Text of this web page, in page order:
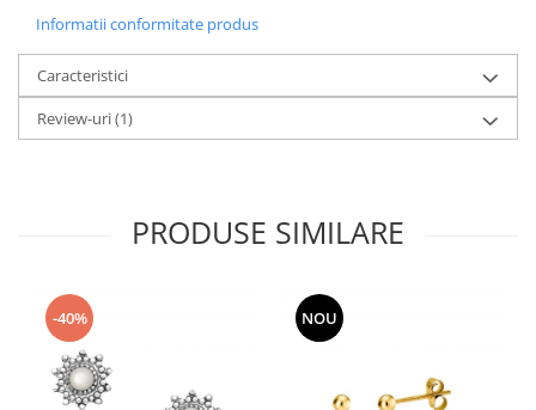
Informatii conformitate produs
Caracteristici
Review-uri(1)
PRODUSE SIMILARE
-40% NOU